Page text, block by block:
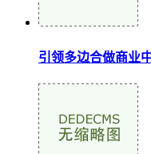
引领多边合做商业